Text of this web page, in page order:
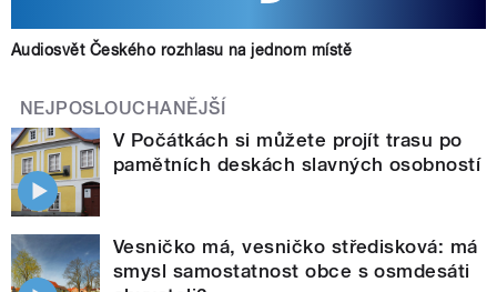
Audiosvět Českého rozhlasu na jednom místě
NEJPOSLOUCHANĚJŠÍ
V Počátkách si můžete projít trasu po
pamětních deskách slavných osobností
Vesničko má, vesničko středisková: má
smysl samostatnost obce s osmdesáti